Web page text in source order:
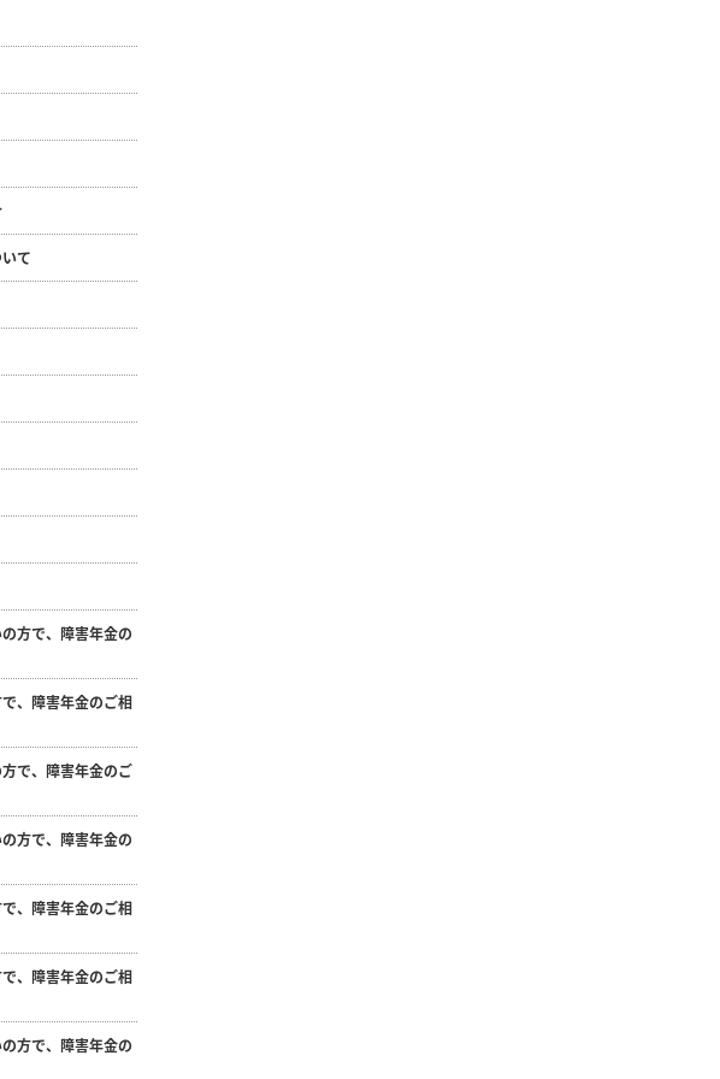
て
方で、障害年金の
、障害年金のご相
で、障害年金のご
方で、障害年金の
、障害年金のご相
、障害年金のご相
方で、障害年金の